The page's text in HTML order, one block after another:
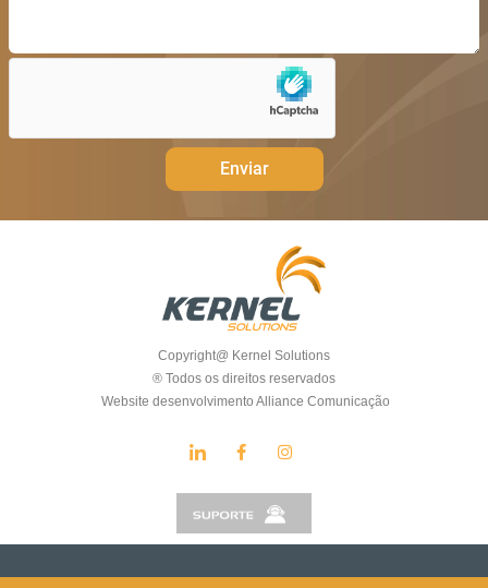
Enviar
Copyright@ Kernel Solutions
® Todos os direitos reservados
Website desenvolvimento Alliance Comunicação